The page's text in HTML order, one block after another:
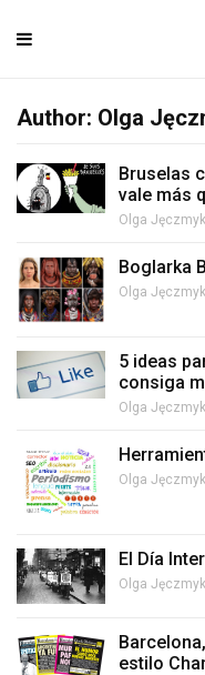
Author: Olga
Bruselas
vale más
Olga Jęczmyk
Boglarka
Olga Jęczmyk
5 ideas
consiga
Olga Jęczmyk
Olga Jęczmyk
El Día
Olga Jęczmyk
estilo